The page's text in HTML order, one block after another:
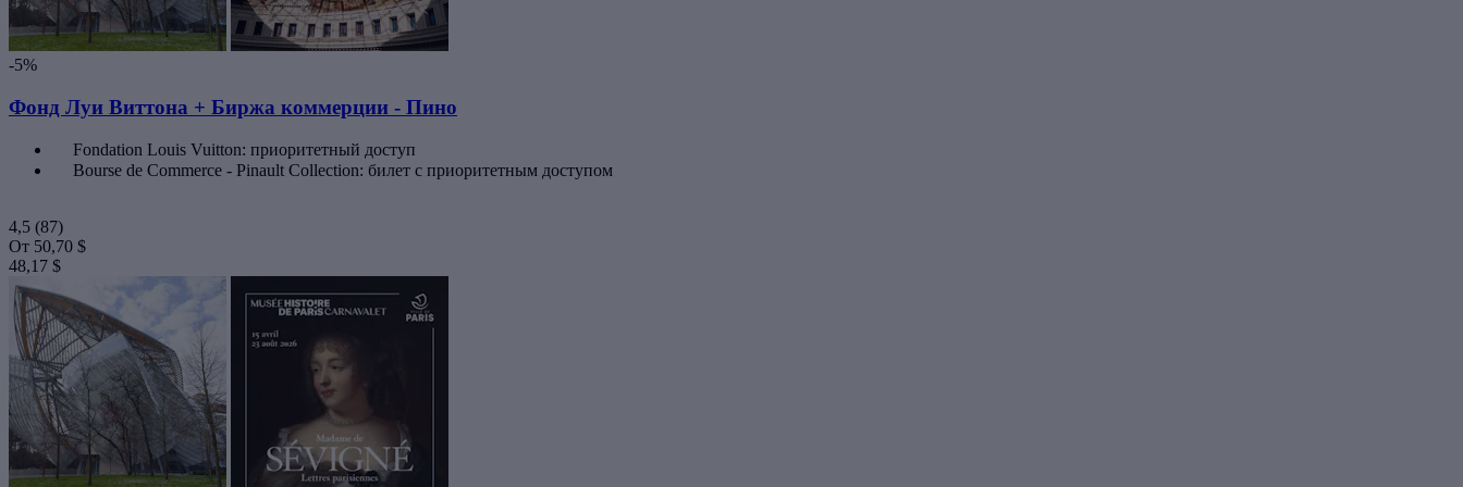
-5%
Фонд Луи Виттона + Биржа коммерции - Пино
Fondation Louis Vuitton: приоритетный доступ
Bourse de Commerce - Pinault Collection: билет с приоритетным доступом
4,5 (87)
От 50,70 $
48,17 $